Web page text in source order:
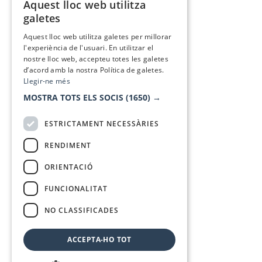
Aquest lloc web utilitza
galetes
Aquest lloc web utilitza galetes per millorar
l'experiència de l'usuari. En utilitzar el
nostre lloc web, accepteu totes les galetes
d’acord amb la nostra Política de galetes.
Llegir-ne més
MOSTRA TOTS ELS SOCIS (1650) →
ESTRICTAMENT NECESSÀRIES
RENDIMENT
ORIENTACIÓ
FUNCIONALITAT
NO CLASSIFICADES
ACCEPTA-HO TOT